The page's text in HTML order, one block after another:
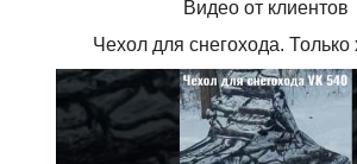
Видео от клиентов
Чехол для снегохода. Только